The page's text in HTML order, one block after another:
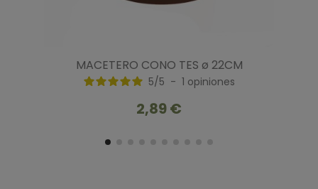
MACETERO CONO TES ø 22CM
5/5 - 1 opiniones
2,89 €